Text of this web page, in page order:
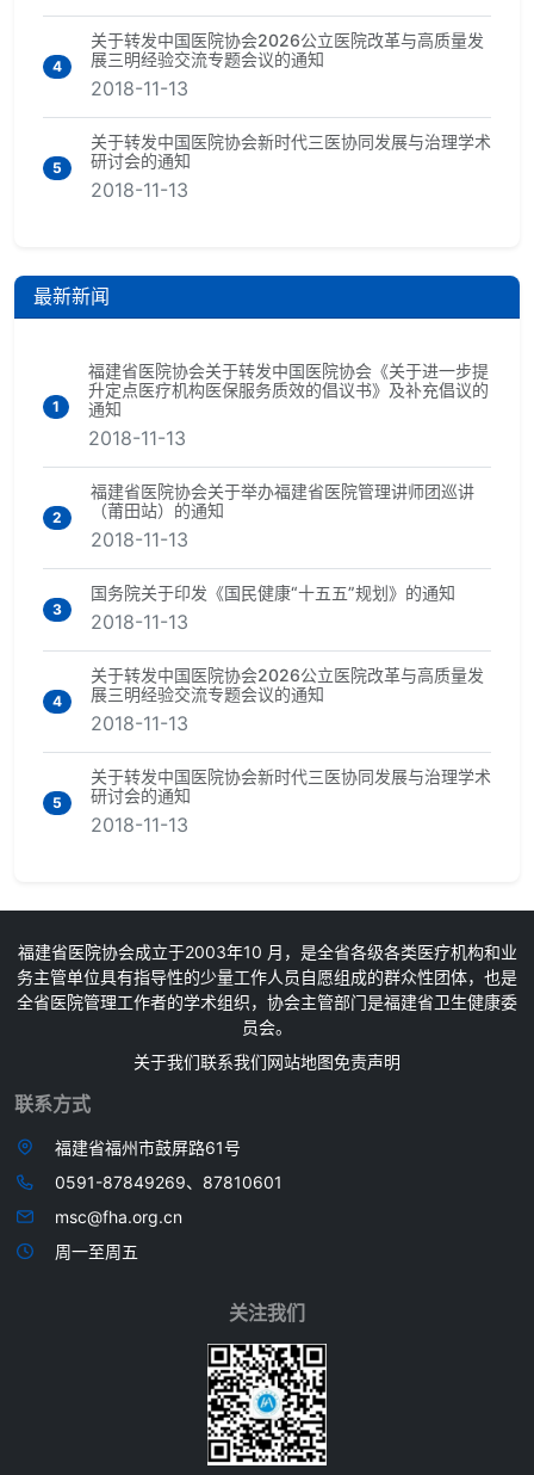
4
关于转发中国医院协会2026公立医院改革与高质量发
展三明经验交流专题会议的通知
2018-11-13
5
关于转发中国医院协会新时代三医协同发展与治理学术
研讨会的通知
2018-11-13
最新新闻
1
福建省医院协会关于转发中国医院协会《关于进一步提
升定点医疗机构医保服务质效的倡议书》及补充倡议的
通知
2018-11-13
2
福建省医院协会关于举办福建省医院管理讲师团巡讲
（莆田站）的通知
2018-11-13
3
国务院关于印发《国民健康“十五五”规划》的通知
2018-11-13
4
关于转发中国医院协会2026公立医院改革与高质量发
展三明经验交流专题会议的通知
2018-11-13
5
关于转发中国医院协会新时代三医协同发展与治理学术
研讨会的通知
2018-11-13
福建省医院协会成立于2003年10 月，是全省各级各类医疗机构和业
务主管单位具有指导性的少量工作人员自愿组成的群众性团体，也是
全省医院管理工作者的学术组织，协会主管部门是福建省卫生健康委
员会。
关于我们联系我们网站地图免责声明
联系方式
福建省福州市鼓屏路61号
0591-87849269、87810601
msc@fha.org.cn
周一至周五
关注我们